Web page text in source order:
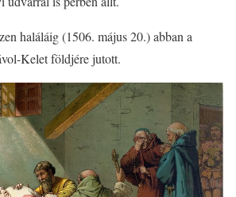
haláláig (1506. május 20.) abban a
Kelet földjére jutott.